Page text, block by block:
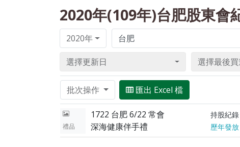
2020年(109年)台肥股東會
2020年
選擇更新日 選擇最後買
批次操作 匯出 Excel 檔
禮品
1722 台肥 6/22 常會 持股紀錄
深海健康伴手禮 歷年發放